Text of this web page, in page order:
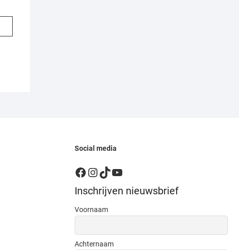
Social media
Facebook
Instagram
TikTok
YouTube
Inschrijven nieuwsbrief
Voornaam
Achternaam